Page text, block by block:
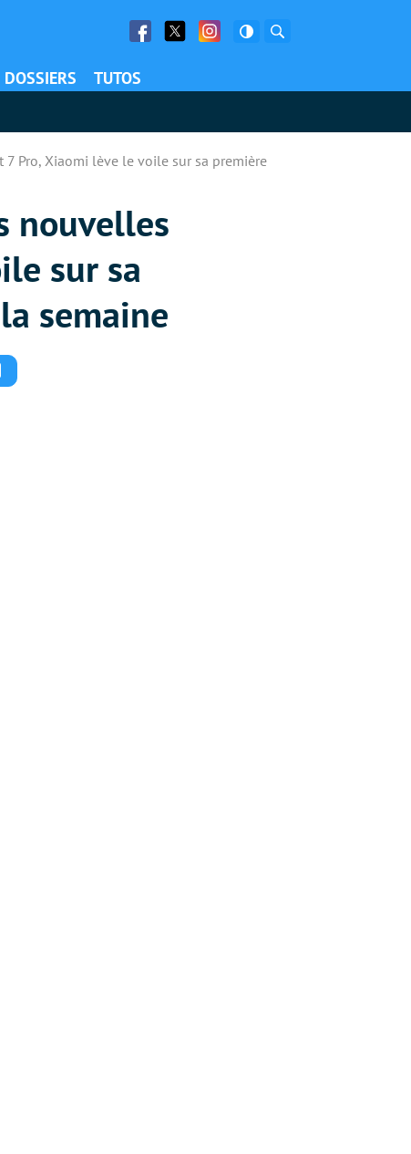
Facebook
Twitter Facebook
DOSSIERS TUTOS
Pro, Xiaomi lève le voile sur sa première
nouvelles
sur sa
semaine
Commentaires